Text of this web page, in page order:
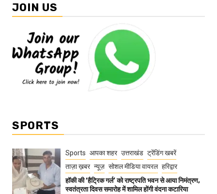
JOIN US
SPORTS
Sports आपका शहर उत्तराखंड ट्रेंडिंग खबरें
ताज़ा ख़बर न्यूज़ सोशल मीडिया वायरल हरिद्वार
हॉकी की ‘हैट्रिक गर्ल’ को राष्ट्रपति भवन से आया निमंत्रण,
स्वतंत्रता दिवस समारोह में शामिल होंगी वंदना कटारिया